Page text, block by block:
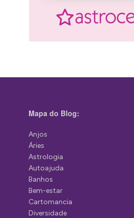
Mapa do Blog:
Anjos
Áries
Astrologia
Autoajuda
Banhos
Bem-estar
Cartomancia
Diversidade